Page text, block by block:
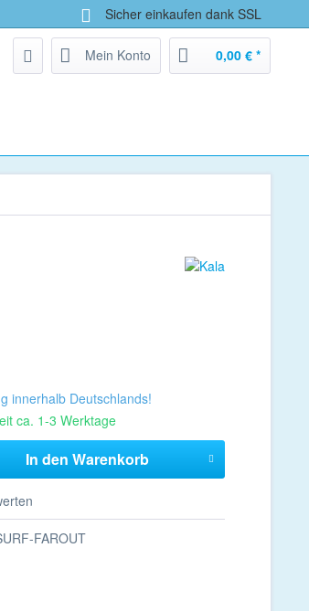
Sicher einkaufen dank SSL
Mein Konto 0,00 € *
innerhalb Deutschlands!
ca. 1-3 Werktage
In den Warenkorb
FAROUT